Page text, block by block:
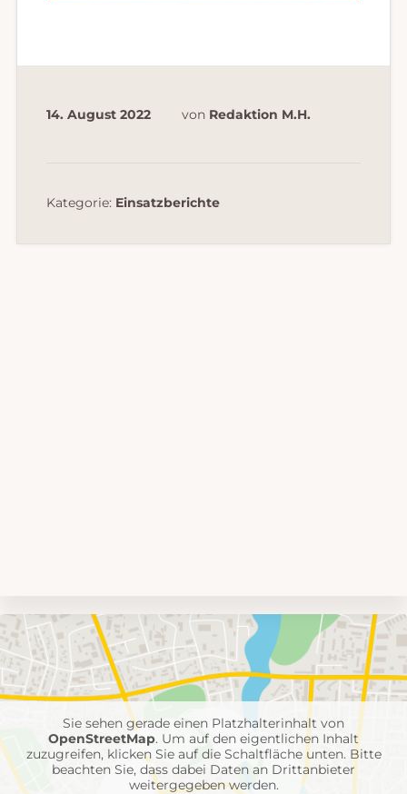
14. August 2022 von Redaktion M.H.
Kategorie: Einsatzberichte
Umgebungskarte
mit
Feuerwehr-
Einheiten
Sie sehen gerade einen Platzhalterinhalt von
OpenStreetMap. Um auf den eigentlichen Inhalt
zuzugreifen, klicken Sie auf die Schaltfläche unten. Bitte
beachten Sie, dass dabei Daten an Drittanbieter
weitergegeben werden.